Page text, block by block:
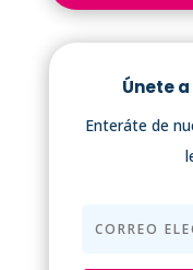
Únete
Enteráte de